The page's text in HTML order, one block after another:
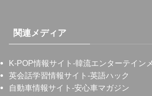
関連メディア
K-POP情報サイト -韓流エンターテイン
英会話学習情報サイト -英語ハック
自動車情報サイト -安心車マガジン